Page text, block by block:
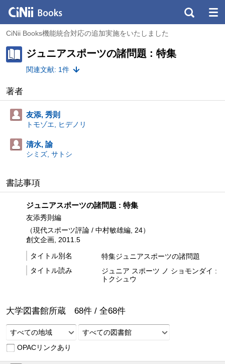
CiNii Books機能統合対応の追加実施をいたしました
ジュニアスポーツの諸問題 : 特集
関連文献: 1件
著者
友添, 秀則
トモゾエ, ヒデノリ
清水, 諭
シミズ, サトシ
書誌事項
ジュニアスポーツの諸問題 : 特集
友添秀則編
（現代スポーツ評論 / 中村敏雄編, 24）
創文企画, 2011.5
タイトル別名
特集ジュニアスポーツの諸問題
タイトル読み
ジュニア スポーツ ノ ショモンダイ :
トクシュウ
大学図書館所蔵 68件 / 全68件
すべての地域
すべての図書館
OPACリンクあり